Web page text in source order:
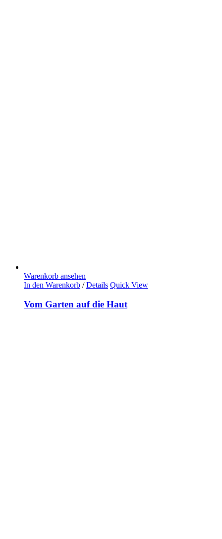
Warenkorb ansehen
In den Warenkorb / Details Quick View
Vom Garten auf die Haut